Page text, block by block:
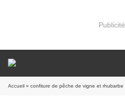
Publicité
Accueil » confiture de pêche de vigne et rhubarbe